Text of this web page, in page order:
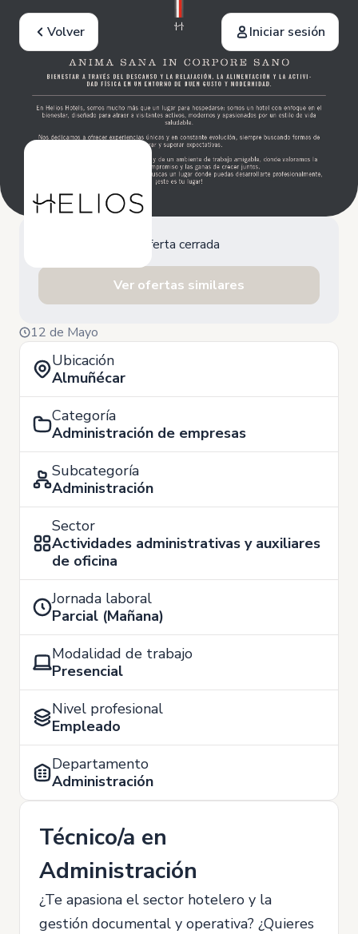
Volver Iniciar sesión
Oferta cerrada
Ver ofertas similares
12 de Mayo
Ubicación
Almuñécar
Categoría
Administración de empresas
Subcategoría
Administración
Sector
Actividades administrativas y auxiliares
de oficina
Jornada laboral
Parcial (Mañana)
Modalidad de trabajo
Presencial
Nivel profesional
Empleado
Departamento
Administración
Técnico/a en
Administración
¿Te apasiona el sector hotelero y la
gestión documental y operativa? ¿Quieres